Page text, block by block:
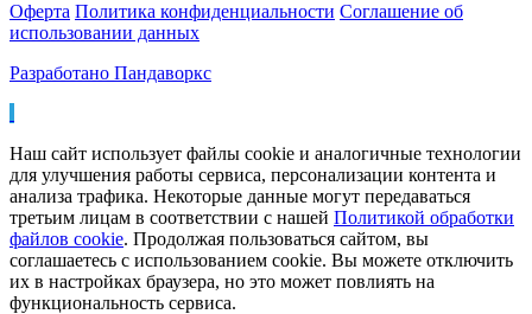
Оферта Политика конфиденциальности Соглашение об
использовании данных
Разработано Пандаворкс
Наш сайт использует файлы cookie и аналогичные технологии
для улучшения работы сервиса, персонализации контента и
анализа трафика. Некоторые данные могут передаваться
третьим лицам в соответствии с нашей Политикой обработки
файлов cookie. Продолжая пользоваться сайтом, вы
соглашаетесь с использованием cookie. Вы можете отключить
их в настройках браузера, но это может повлиять на
функциональность сервиса.